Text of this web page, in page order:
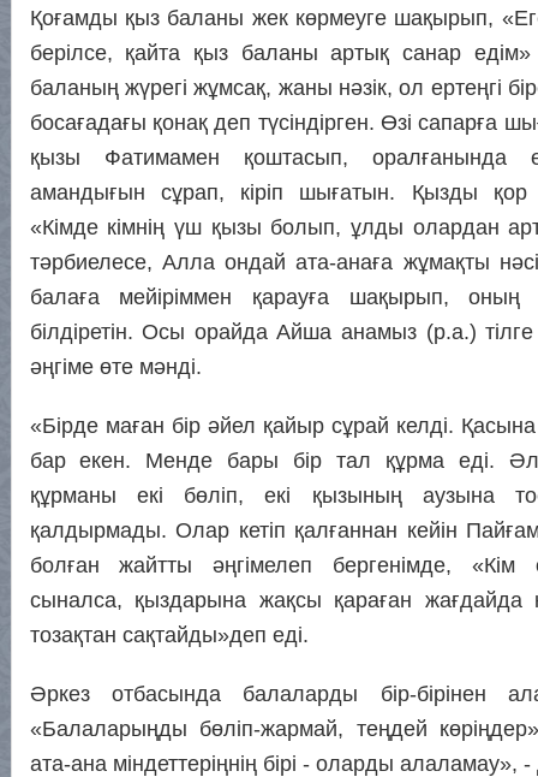
Қоғамды қыз баланы жек көрмеуге шақырып,
берілсе, қайта қыз баланы артық санар
баланың жүрегі жұмсақ, жаны нәзік, ол ертеңгі
босағадағы қонақ деп түсіндірген. Өзі сапарға
қызы Фатимамен қоштасып, оралғанында
амандығын сұрап, кіріп шығатын. Қызды
«Кімде кімнің үш қызы болып, ұлды олардан
тәрбиелесе, Алла ондай ата-анаға жұмақты
балаға мейіріммен қарауға шақырып, оның
білдіретін. Осы орайда Айша анамыз (р.а.)
әңгіме өте мәнді.
«Бірде маған бір әйел қайыр сұрай келді.
бар екен. Менде бары бір тал құрма еді.
құрманы екі бөліп, екі қызының аузына
қалдырмады. Олар кетіп қалғаннан кейін
болған жайтты әңгімелеп бергенімде, «Кім
сыналса, қыздарына жақсы қараған жағдайда
тозақтан сақтайды»деп еді.
Әркез отбасында балаларды бір-бірінен
«Балаларыңды бөліп-жармай, теңдей
ата-ана міндеттеріңнің бірі - оларды алаламау», -